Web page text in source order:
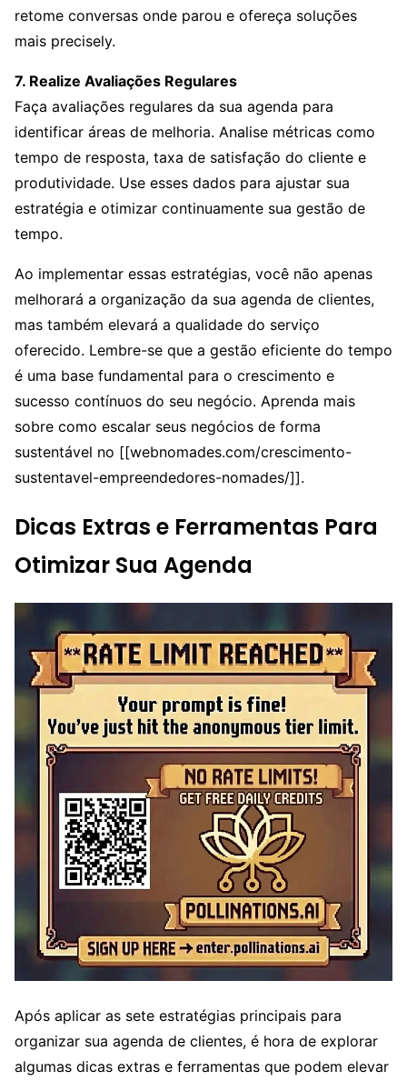
retome conversas onde parou e ofereça soluções
mais precisely.
7. Realize Avaliações Regulares
Faça avaliações regulares da sua agenda para
identificar áreas de melhoria. Analise métricas como
tempo de resposta, taxa de satisfação do cliente e
produtividade. Use esses dados para ajustar sua
estratégia e otimizar continuamente sua gestão de
tempo.
Ao implementar essas estratégias, você não apenas
melhorará a organização da sua agenda de clientes,
mas também elevará a qualidade do serviço
oferecido. Lembre-se que a gestão eficiente do tempo
é uma base fundamental para o crescimento e
sucesso contínuos do seu negócio. Aprenda mais
sobre como escalar seus negócios de forma
sustentável no [[webnomades.com/crescimento-
sustentavel-empreendedores-nomades/]].
Dicas Extras e Ferramentas Para
Otimizar Sua Agenda
Após aplicar as sete estratégias principais para
organizar sua agenda de clientes, é hora de explorar
algumas dicas extras e ferramentas que podem elevar